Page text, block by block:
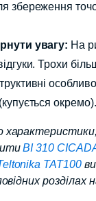
збереження
увагу: На
Трохи
окремо).
BI 310
TAT100
розділах